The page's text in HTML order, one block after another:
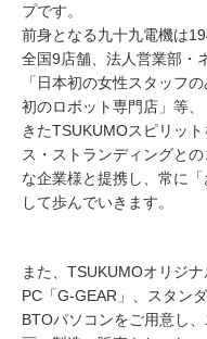
プです。
前身となる九十九電機は
全国9店舗、法人営業部・
「日本初の女性スタッフ
初のロボット専門店」等
きたTSUKUMOスピリッ
ス・ストランディングと
な企業様と提携し、常に
して歩んでいきます。
また、TSUKUMOオリジ
PC「G-GEAR」、スタン
BTOパソコンをご用意し